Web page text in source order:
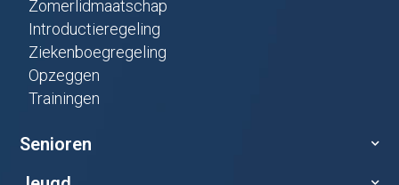
Zomerlidmaatschap
Introductieregeling
Ziekenboegregeling
Opzeggen
Trainingen
Senioren